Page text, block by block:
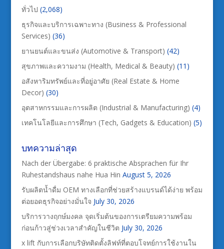
ทั่วไป (2,068)
ธุรกิจและบริการเฉพาะทาง (Business & Professional
Services) (36)
ยานยนต์และขนส่ง (Automotive & Transport) (42)
สุขภาพและความงาม (Health, Medical & Beauty) (11)
อสังหาริมทรัพย์และที่อยู่อาศัย (Real Estate & Home
Decor) (30)
อุตสาหกรรมและการผลิต (Industrial & Manufacturing) (4)
เทคโนโลยีและการศึกษา (Tech, Gadgets & Education) (5)
บทความล่าสุด
Nach der Übergabe: 6 praktische Absprachen für Ihr
Ruhestandshaus nahe Hua Hin August 5, 2026
รับผลิตน้ำดื่ม OEM ทางเลือกที่ช่วยสร้างแบรนด์ได้ง่าย พร้อม
ต่อยอดธุรกิจอย่างมั่นใจ July 30, 2026
บริการวางฤกษ์มงคล จุดเริ่มต้นของการเตรียมความพร้อม
ก่อนก้าวสู่ช่วงเวลาสำคัญในชีวิต July 30, 2026
x lift กับการเลือกบริษัทติดตั้งลิฟท์ที่ตอบโจทย์การใช้งานใน